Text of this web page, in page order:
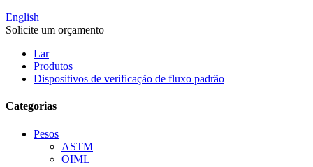
English
Solicite um orçamento
Lar
Produtos
Dispositivos de verificação de fluxo padrão
Categorias
Pesos
ASTM
OIML